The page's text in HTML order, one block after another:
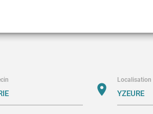
location_on
Localisation